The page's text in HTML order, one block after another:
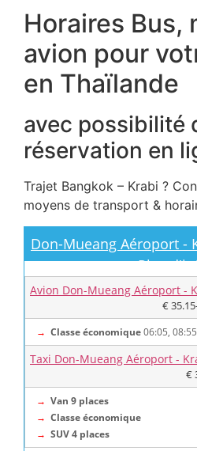
Horaires Bus,
avion pour
en Thaïlande
avec possibilité
réservation en
Trajet Bangkok – Krabi ?
moyens de transport &
Don-Mueang Aéroport -
Plus
Avion Don-Mueang Aéroport -
€
→ Classe économique06:05,
Taxi Don-Mueang Aéroport -
€
→ Van 9 places
→ Classe économique
→ SUV 4 places